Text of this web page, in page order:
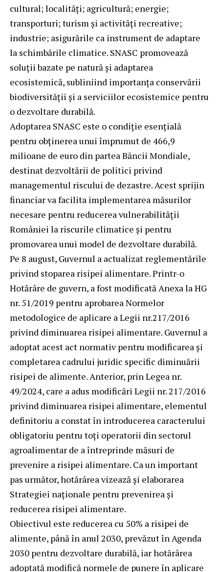
cultural; localități; agricultură; energie;
transporturi; turism și activități recreative;
industrie; asigurările ca instrument de adaptare
la schimbările climatice. SNASC promovează
soluții bazate pe natură și adaptarea
ecosistemică, subliniind importanța conservării
biodiversității și a serviciilor ecosistemice pentru
o dezvoltare durabilă.
Adoptarea SNASC este o condiție esențială
pentru obținerea unui împrumut de 466,9
milioane de euro din partea Băncii Mondiale,
destinat dezvoltării de politici privind
managementul riscului de dezastre. Acest sprijin
financiar va facilita implementarea măsurilor
necesare pentru reducerea vulnerabilității
României la riscurile climatice și pentru
promovarea unui model de dezvoltare durabilă.
Pe 8 august, Guvernul a actualizat reglementările
privind stoparea risipei alimentare. Printr-o
Hotărâre de guvern, a fost modificată Anexa la HG
nr. 51/2019 pentru aprobarea Normelor
metodologice de aplicare a Legii nr.217/2016
privind diminuarea risipei alimentare. Guvernul a
adoptat acest act normativ pentru modificarea și
completarea cadrului juridic specific diminuării
risipei de alimente. Anterior, prin Legea nr.
49/2024, care a adus modificări Legii nr. 217/2016
privind diminuarea risipei alimentare, elementul
definitoriu a constat în introducerea caracterului
obligatoriu pentru toți operatorii din sectorul
agroalimentar de a întreprinde măsuri de
prevenire a risipei alimentare. Ca un important
pas următor, hotărârea vizează și elaborarea
Strategiei naționale pentru prevenirea și
reducerea risipei alimentare.
Obiectivul este reducerea cu 50% a risipei de
alimente, până în anul 2030, prevăzut în Agenda
2030 pentru dezvoltare durabilă, iar hotărârea
adoptată modifică normele de punere în aplicare